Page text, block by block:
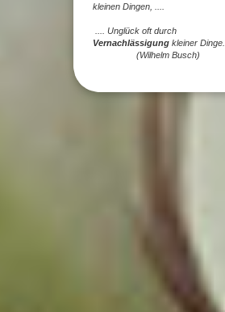
kleinen Dingen, ....
.... Unglück oft durch
Vernachlässigung kleiner Dinge.
(Wilhelm Busch)